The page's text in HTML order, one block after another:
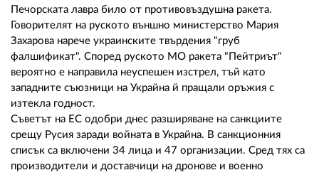
Печорската лавра било от противовъздушна ракета.
Говорителят на руското външно министерство Мария
Захарова нарече украинските твърдения "груб
фалшификат". Според руското МО ракета "Пейтриът"
вероятно е направила неуспешен изстрел, тъй като
западните съюзници на Украйна й пращали оръжия с
изтекла годност.
Съветът на ЕС одобри днес разширяване на санкциите
срещу Русия заради войната в Украйна. В санкционния
списък са включени 34 лица и 47 организации. Сред тях са
производители и доставчици на дронове и военно